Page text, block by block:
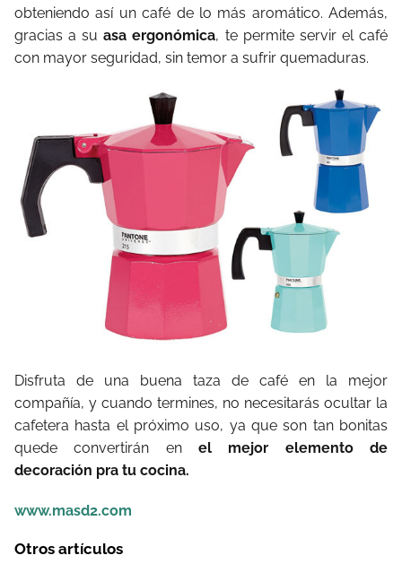
obteniendo así un café de lo más aromático. Además,
gracias a suasa ergonómica, te permite servir el café
con mayor seguridad, sin temor a sufrir quemaduras.
Disfruta de una buena taza de café en la mejor
compañía, y cuando termines, no necesitarás ocultar la
cafetera hasta el próximo uso, ya que son tan bonitas
quede convertirán en el mejor elemento de
decoración pra tu cocina.
www.masd2.com
Otros artículos